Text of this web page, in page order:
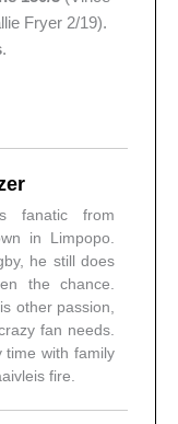
Fryer 2/19).
.
fanatic from
in Limpopo.
he still does
the chance.
other passion,
fan needs.
time with family
fire.